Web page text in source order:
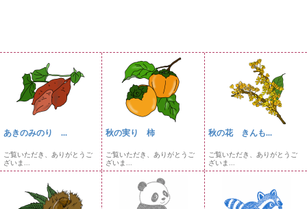
あきのみのり ...
ご覧いただき、ありがとうご
ざいま...
秋の実り 柿
ご覧いただき、ありがとうご
ざいま...
秋の花 きんも...
ご覧いただき、ありがとうご
ざいま...